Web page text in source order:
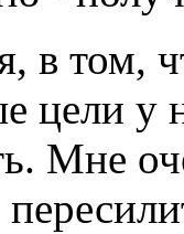
в том,
цели у
Мне